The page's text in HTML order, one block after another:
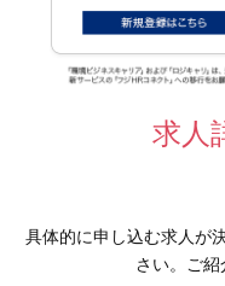
求人
具体的に申し込む求人が
さい。ご紹